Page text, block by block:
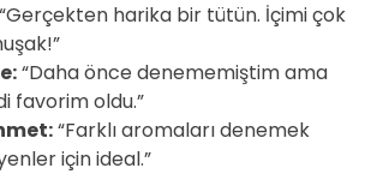
“Gerçekten harika bir tütün. İçimi çok
“Daha önce denememiştim ama
favorim oldu.”
“Farklı aromaları denemek
için ideal.”